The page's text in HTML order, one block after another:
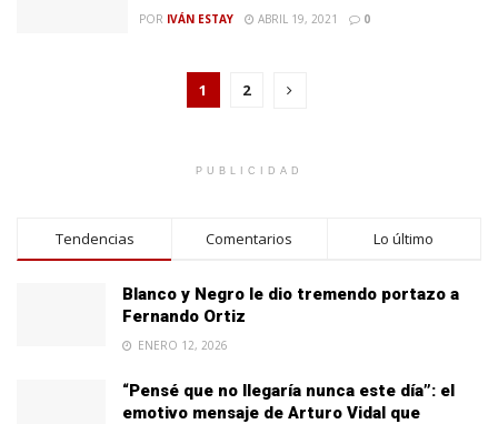
POR IVÁN ESTAY ABRIL 19, 2021 0
1 2
PUBLICIDAD
Tendencias Comentarios Lo último
Blanco y Negro le dio tremendo portazo a
Fernando Ortiz
ENERO 12, 2026
“Pensé que no llegaría nunca este día”: el
emotivo mensaje de Arturo Vidal que